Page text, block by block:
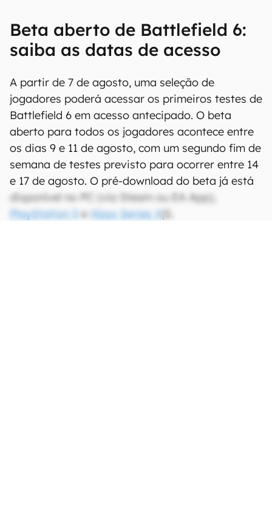
Beta aberto de Battlefield 6:
saiba as datas de acesso
A partir de 7 de agosto, uma seleção de
jogadores poderá acessar os primeiros testes de
Battlefield 6 em acesso antecipado. O beta
aberto para todos os jogadores acontece entre
os dias 9 e 11 de agosto, com um segundo fim de
semana de testes previsto para ocorrer entre 14
e 17 de agosto. O pré-download do beta já está
disponível no PC (via Steam ou EA App),
PlayStation 5e Xbox Series X|S.